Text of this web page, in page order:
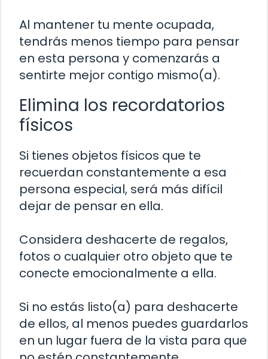
Al mantener tu mente ocupada,
tendrás menos tiempo para pensar
en esta persona y comenzarás a
sentirte mejor contigo mismo(a).
Elimina los recordatorios
físicos
Si tienes objetos físicos que te
recuerdan constantemente a esa
persona especial, será más difícil
dejar de pensar en ella.
Considera deshacerte de regalos,
fotos o cualquier otro objeto que te
conecte emocionalmente a ella.
Si no estás listo(a) para deshacerte
de ellos, al menos puedes guardarlos
en un lugar fuera de la vista para que